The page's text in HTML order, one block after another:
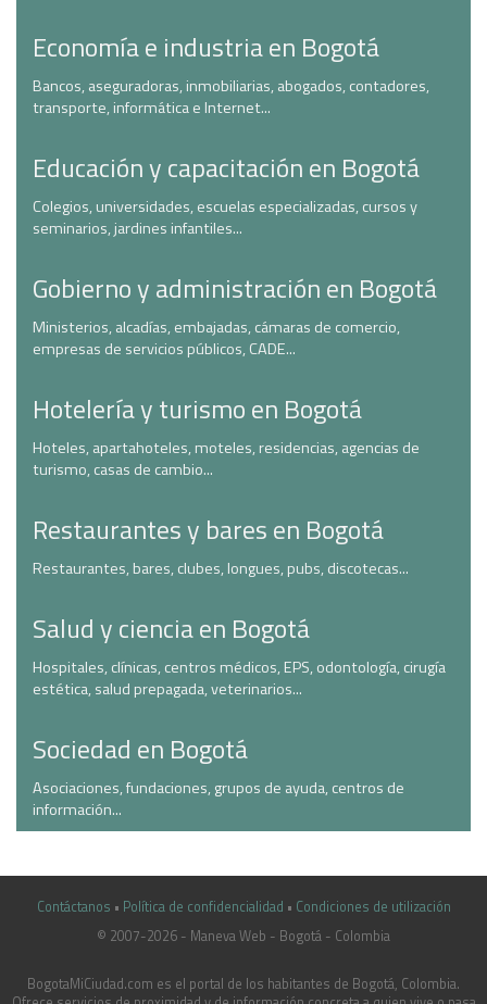
Economía e industria en Bogotá
Bancos, aseguradoras, inmobiliarias, abogados, contadores,
transporte, informática e Internet...
Educación y capacitación en Bogotá
Colegios, universidades, escuelas especializadas, cursos y
seminarios, jardines infantiles...
Gobierno y administración en Bogotá
Ministerios, alcadías, embajadas, cámaras de comercio,
empresas de servicios públicos, CADE...
Hotelería y turismo en Bogotá
Hoteles, apartahoteles, moteles, residencias, agencias de
turismo, casas de cambio...
Restaurantes y bares en Bogotá
Restaurantes, bares, clubes, longues, pubs, discotecas...
Salud y ciencia en Bogotá
Hospitales, clínicas, centros médicos, EPS, odontología, cirugía
estética, salud prepagada, veterinarios...
Sociedad en Bogotá
Asociaciones, fundaciones, grupos de ayuda, centros de
información...
Contáctanos • Política de confidencialidad • Condiciones de utilización
© 2007-2026 - Maneva Web - Bogotá - Colombia
casinoluck.ca
BogotaMiCiudad.com es el portal de los habitantes de Bogotá, Colombia.